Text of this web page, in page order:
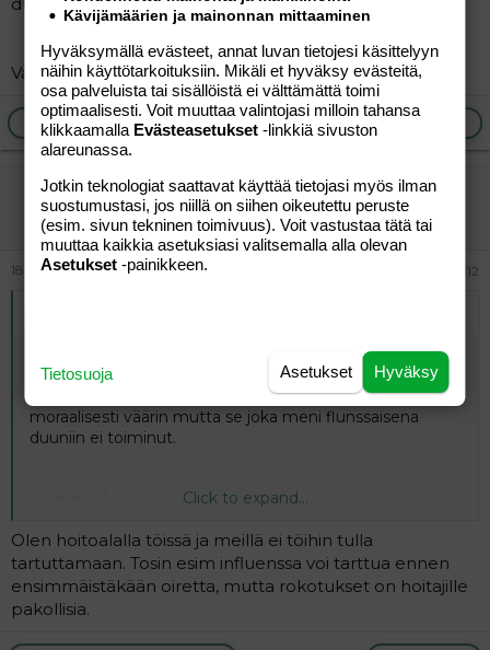
Vai miten?
Vastaa
Ilmoita asiaton viesti
vierailija
Vieras
18.05.2026 #12
Myönnä pois, että sun mielestä se joka saa tippurin toimi
moraalisesti väärin mutta se joka meni flunssaisena
duuniin ei toiminut.
Click to expand...
Olen hoitoalalla töissä ja meillä ei töihin tulla
tartuttamaan. Tosin esim influenssa voi tarttua ennen
ensimmäistäkään oiretta, mutta rokotukset on hoitajille
pakollisia.
Kävijämäärien ja mainonnan mittaaminen
Hyväksymällä evästeet, annat luvan tietojesi käsittelyyn
näihin käyttötarkoituksiin. Mikäli et hyväksy evästeitä,
osa palveluista tai sisällöistä ei välttämättä toimi
optimaalisesti. Voit muuttaa valintojasi milloin tahansa
klikkaamalla Evästeasetukset -linkkiä sivuston
alareunassa.
Jotkin teknologiat saattavat käyttää tietojasi myös ilman
suostumustasi, jos niillä on siihen oikeutettu peruste
(esim. sivun tekninen toimivuus). Voit vastustaa tätä tai
muuttaa kaikkia asetuksiasi valitsemalla alla olevan
Asetukset -painikkeen.
Hyväksy
Asetukset
Tietosuoja